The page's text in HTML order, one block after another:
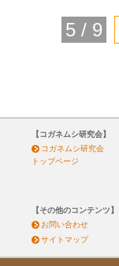
5 / 9
【コガネムシ研究会】
コガネムシ研究会
トップページ
【その他のコンテンツ】
お問い合わせ
サイトマップ